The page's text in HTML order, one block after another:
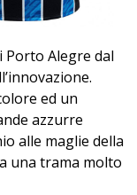
Porto Alegre dal
ed un
azzurre
alle maglie della
una trama molto